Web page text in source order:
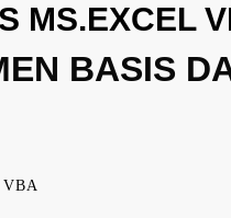
MS.EXCEL
BASIS
VBA